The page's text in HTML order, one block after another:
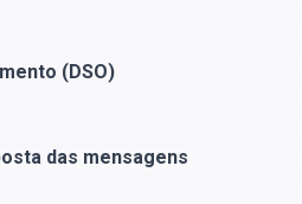
(DSO)
das mensagens